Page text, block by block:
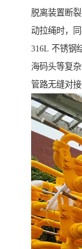
脱离装置断
动拉绳时，
316L 不锈钢
海码头等复
管路无缝对